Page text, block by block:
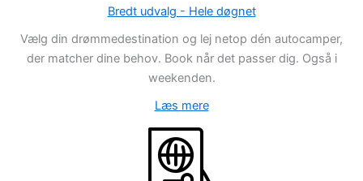
Bredt udvalg - Hele døgnet
Vælg din drømmedestination og lej netop dén autocamper,
der matcher dine behov. Book når det passer dig. Også i
weekenden.
Læs mere